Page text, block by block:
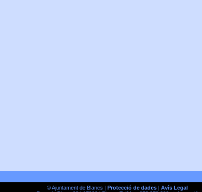
© Ajuntament de Blanes | Protecció de dades| Avís Legal